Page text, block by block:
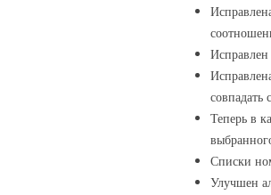
Теперь в
Списки
Улучшен